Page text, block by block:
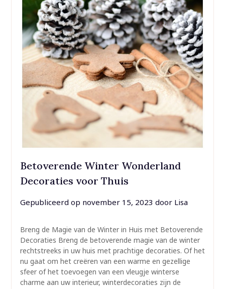
Betoverende Winter Wonderland
Decoraties voor Thuis
Gepubliceerd op november 15, 2023 door Lisa
Breng de Magie van de Winter in Huis met Betoverende
Decoraties Breng de betoverende magie van de winter
rechtstreeks in uw huis met prachtige decoraties. Of het
nu gaat om het creëren van een warme en gezellige
sfeer of het toevoegen van een vleugje winterse
charme aan uw interieur, winterdecoraties zijn de